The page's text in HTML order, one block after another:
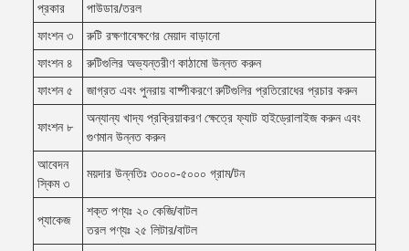
প্রকার
পাউডার/তরল
ফাংশন ৩
রুটি রক্ষণাবেক্ষণের মেয়াদ বাড়ানো
ফাংশন ৪
রুটিগুলির অভ্যন্তরীণ কাঠামো উন্নত করুন
ফাংশন ৫
জাগ্রত এবং পুনরায় বাষ্পীকরণে রুটিগুলির প্রতিরোধের প্রচার করুন
ফাংশন ৮
অন্যান্য খাদ্য প্রক্রিয়াকরণ ক্ষেত্রে ফ্যাট হাইড্রোলাইজ করুন এবং
গুণমান উন্নত করুন
আবেদন
স্কিম ৩
ময়দার উন্নতিঃ ৩০০০-৫০০০ গ্রাম/টন
প্যাকেজ
শক্ত পণ্যঃ ২০ কেজি/বাটল
তরল পণ্যঃ ২৫ লিটার/বাটল